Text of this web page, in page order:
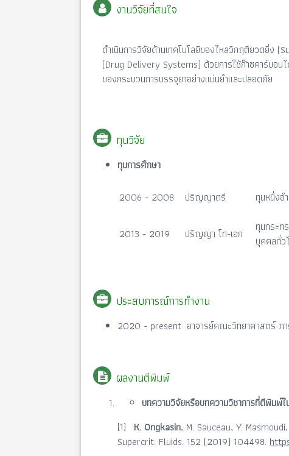
งานวิจัยที่สนใจ
ดำเนินการวิจัยด้านเทคโนโลยีของไหลวิกฤติยวดยิ่ง
(Drug Delivery Systems) ด้วยการใช้ก๊าซคาร์บอ
ของกระบวนการบรรจุยาอย่างแม่นยำและปลอดภัย
ทุนวิจัย
ทุนการศึกษา
2006 - 2008 ปริญญาตรี ทุนหนึ่งอ
2013 - 2019 ปริญญา โท-เอก
ทุนกระท
บุคคลทั่ว
ประสบการณ์การทำงาน
2020 - present อาจารย์คณะวิทยาศาสตร์ ภ
ผลงานตีพิมพ์
บทความวิจัยหรือบทความวิชาการที่ตีพิมพ์
[1] K. Ongkasin, M. Sauceau, Y.
Supercrit. Fluids. 152 (2019) 104498.